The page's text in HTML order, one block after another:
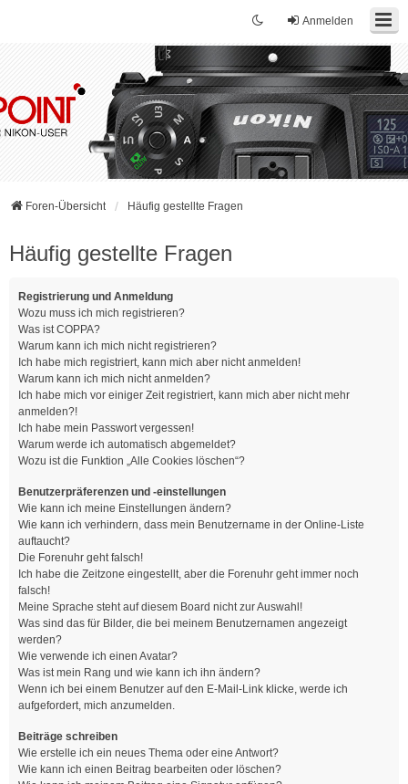
Anmelden
Foren-Übersicht Häufig gestellte Fragen
Häufig gestellte Fragen
Registrierung und Anmeldung
Wozu muss ich mich registrieren?
Was ist COPPA?
Warum kann ich mich nicht registrieren?
Ich habe mich registriert, kann mich aber nicht anmelden!
Warum kann ich mich nicht anmelden?
Ich habe mich vor einiger Zeit registriert, kann mich aber nicht mehr
anmelden?!
Ich habe mein Passwort vergessen!
Warum werde ich automatisch abgemeldet?
Wozu ist die Funktion „Alle Cookies löschen“?
Benutzerpräferenzen und -einstellungen
Wie kann ich meine Einstellungen ändern?
Wie kann ich verhindern, dass mein Benutzername in der Online-Liste
auftaucht?
Die Forenuhr geht falsch!
Ich habe die Zeitzone eingestellt, aber die Forenuhr geht immer noch
falsch!
Meine Sprache steht auf diesem Board nicht zur Auswahl!
Was sind das für Bilder, die bei meinem Benutzernamen angezeigt
werden?
Wie verwende ich einen Avatar?
Was ist mein Rang und wie kann ich ihn ändern?
Wenn ich bei einem Benutzer auf den E-Mail-Link klicke, werde ich
aufgefordert, mich anzumelden.
Beiträge schreiben
Wie erstelle ich ein neues Thema oder eine Antwort?
Wie kann ich einen Beitrag bearbeiten oder löschen?